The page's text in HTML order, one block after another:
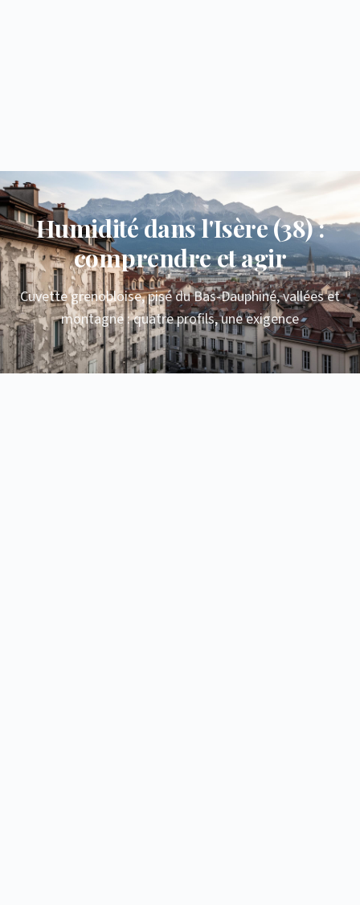
Humidité dans l'Isère (38) :
comprendre et agir
Cuvette grenobloise, pisé du Bas-Dauphiné, vallées et
montagne : quatre profils, une exigence